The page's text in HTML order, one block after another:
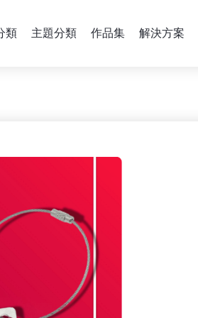
類 主題分類 作品集 解決方案